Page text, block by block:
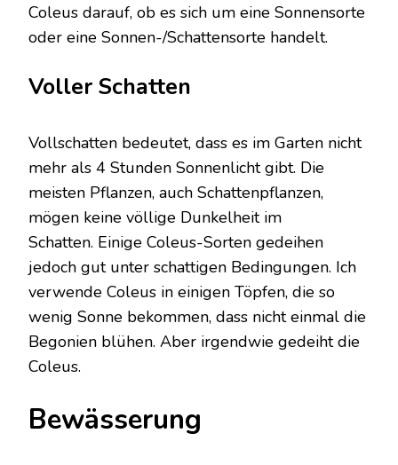
Coleus darauf, ob es sich um eine Sonnensorte
oder eine Sonnen-/Schattensorte handelt.
Voller Schatten
Vollschatten bedeutet, dass es im Garten nicht
mehr als 4 Stunden Sonnenlicht gibt. Die
meisten Pflanzen, auch Schattenpflanzen,
mögen keine völlige Dunkelheit im
Schatten. Einige Coleus-Sorten gedeihen
jedoch gut unter schattigen Bedingungen. Ich
verwende Coleus in einigen Töpfen, die so
wenig Sonne bekommen, dass nicht einmal die
Begonien blühen. Aber irgendwie gedeiht die
Coleus.
Bewässerung